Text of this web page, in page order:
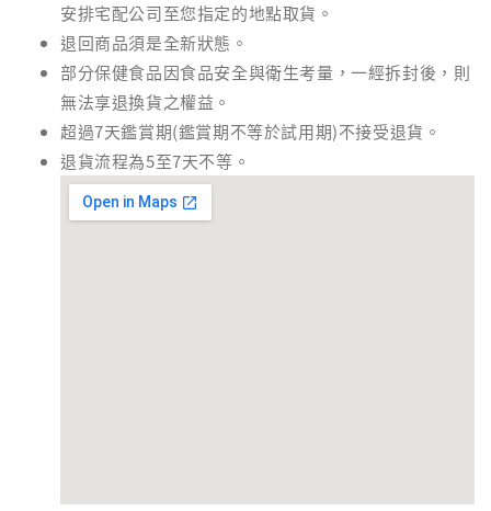
安排宅配公司至您指定的地點取貨。
退回商品須是全新狀態。
部分保健食品因食品安全與衛生考量，一經拆封後，則
無法享退換貨之權益。
超過7天鑑賞期(鑑賞期不等於試用期)不接受退貨。
退貨流程為5至7天不等。